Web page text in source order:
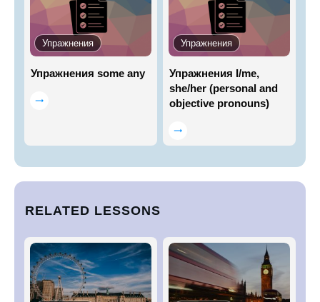
Упражнения
Упражнения some any
Упражнения
Упражнения I/me,
she/her (personal and
objective pronouns)
RELATED LESSONS